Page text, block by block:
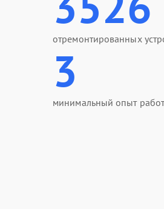
отремонтированных
3
минимальный опыт